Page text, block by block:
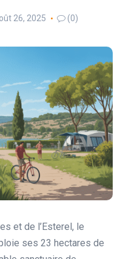
26, 2025 (0)
et de l’Esterel, le
ses 23 hectares de